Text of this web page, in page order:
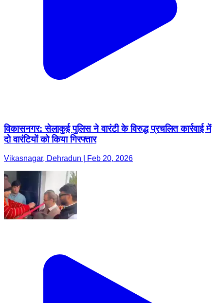
विकासनगर: सेलाकुई पुलिस ने वारंटी के विरुद्ध प्रचलित कार्रवाई में
दो वारंटियों को किया गिरफ्तार
Vikasnagar, Dehradun | Feb 20, 2026